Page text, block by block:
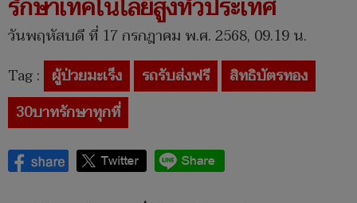
รักษาเทคโนโลยีสูงทั่วประเทศ
วันพฤหัสบดี ที่ 17 กรกฎาคม พ.ศ. 2568, 09.19 น.
Tag : ผู้ป่วยมะเร็ง รถรับส่งฟรี
สิทธิบัตรทอง
30บาทรักษาทุกที่